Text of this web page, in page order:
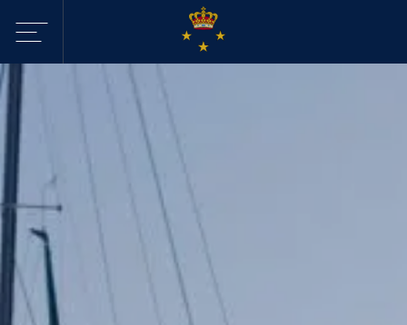
Sejltilbud iKDY
Havne
Aktiviteter
Webcam - Byggeri
KDY